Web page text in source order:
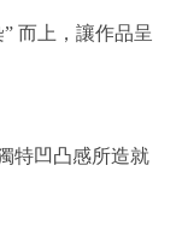
而上，讓作品呈
特凹凸感所造就